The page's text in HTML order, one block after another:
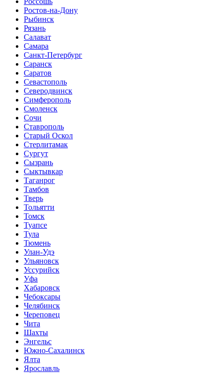
Ростов-на-Дону
Рыбинск
Рязань
Салават
Самара
Санкт-Петербург
Саранск
Саратов
Севастополь
Северодвинск
Симферополь
Смоленск
Сочи
Ставрополь
Старый Оскол
Стерлитамак
Сургут
Сызрань
Сыктывкар
Таганрог
Тамбов
Тверь
Тольятти
Томск
Туапсе
Тула
Тюмень
Улан-Удэ
Ульяновск
Уссурийск
Уфа
Хабаровск
Чебоксары
Челябинск
Череповец
Чита
Шахты
Энгельс
Южно-Сахалинск
Ялта
Ярославль